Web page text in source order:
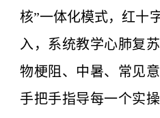
核”一体化模式，红十
入，系统教学心肺复
物梗阻、中暑、常见
手把手指导每一个实